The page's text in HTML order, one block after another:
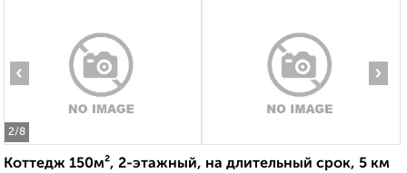
2/8
‹ ›
Коттедж 150м², 2-этажный, на длительный срок, 5 км